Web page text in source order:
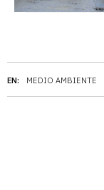
EN: MEDIO AMBIENTE